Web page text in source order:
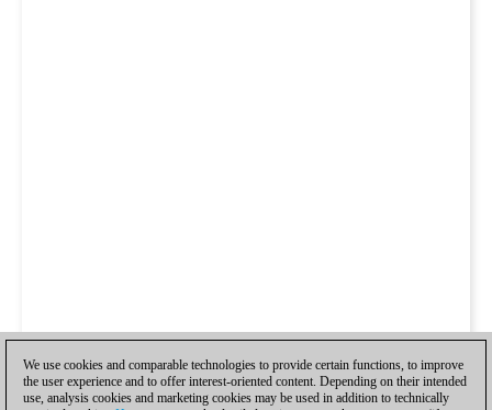
We use cookies and comparable technologies to provide certain functions, to improve
the user experience and to offer interest-oriented content. Depending on their intended
use, analysis cookies and marketing cookies may be used in addition to technically